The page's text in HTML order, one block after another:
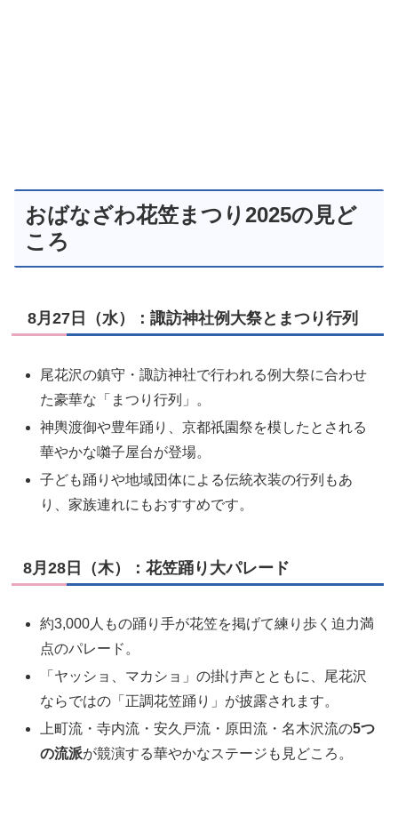
おばなざわ花笠まつり2025の見ど
ころ
8月27日（水）：諏訪神社例大祭とまつり行列
尾花沢の鎮守・諏訪神社で行われる例大祭に合わせ
た豪華な「まつり行列」。
神輿渡御や豊年踊り、京都祇園祭を模したとされる
華やかな囃子屋台が登場。
子ども踊りや地域団体による伝統衣装の行列もあ
り、家族連れにもおすすめです。
8月28日（木）：花笠踊り大パレード
約3,000人もの踊り手が花笠を掲げて練り歩く迫力満
点のパレード。
「ヤッショ、マカショ」の掛け声とともに、尾花沢
ならではの「正調花笠踊り」が披露されます。
上町流・寺内流・安久戸流・原田流・名木沢流の5つ
の流派が競演する華やかなステージも見どころ。